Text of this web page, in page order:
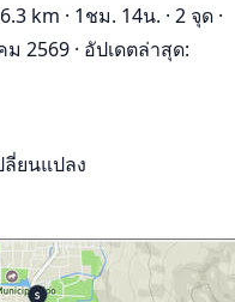
6.3 km · 1ชม. 14น. · 2 จุด ·
ม 2569 · อัปเดตล่าสุด:
ยนแปลง